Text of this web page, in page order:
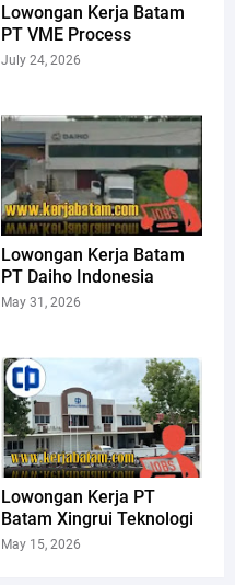
Lowongan Kerja Batam
PT VME Process
July 24, 2026
Lowongan Kerja Batam
PT Daiho Indonesia
May 31, 2026
Lowongan Kerja PT
Batam Xingrui Teknologi
May 15, 2026